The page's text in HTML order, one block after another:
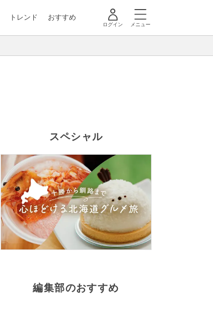
トレンド おすすめ
ログイン メニュー
スペシャル
編集部のおすすめ